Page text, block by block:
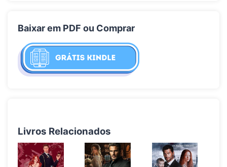
Baixar em PDF ou Comprar
Livros Relacionados